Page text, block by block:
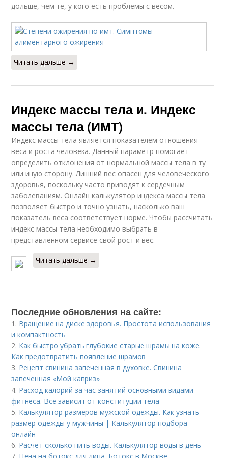
дольше, чем те, у кого есть проблемы с весом.
Читать дальше →
Индекс массы тела и. Индекс
массы тела (ИМТ)
Индекс массы тела является показателем отношения
веса и роста человека. Данный параметр помогает
определить отклонения от нормальной массы тела в ту
или иную сторону. Лишний вес опасен для человеческого
здоровья, поскольку часто приводят к сердечным
заболеваниям. Онлайн калькулятор индекса массы тела
позволяет быстро и точно узнать, насколько ваш
показатель веса соответствует норме. Чтобы рассчитать
индекс массы тела необходимо выбрать в
представленном сервисе свой рост и вес.
Читать дальше →
Последние обновления на сайте:
1. Вращение на диске здоровья. Простота использования
и компактность
2. Как быстро убрать глубокие старые шрамы на коже.
Как предотвратить появление шрамов
3. Рецепт свинина запеченная в духовке. Свинина
запеченная «Мой каприз»
4. Расход калорий за час занятий основными видами
фитнеса. Все зависит от конституции тела
5. Калькулятор размеров мужской одежды. Как узнать
размер одежды у мужчины | Калькулятор подбора
онлайн
6. Расчет сколько пить воды. Калькулятор воды в день
7. Цена на ботокс для лица. Ботокс в Москве